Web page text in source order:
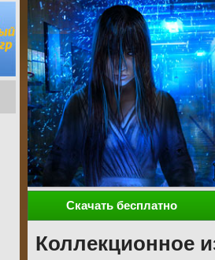
Скачать бесплатно
Коллекционное